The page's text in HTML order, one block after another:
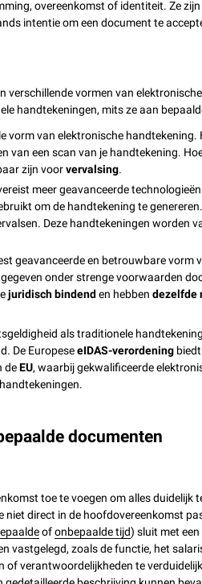
overeenkomst of identiteit. Ze
intentie om een document te
verschillende vormen van
handtekeningen, mits ze aan
vorm van elektronische handtekening.
van een scan van je handtekening.
zijn voorvervalsing.
meer geavanceerde
om de handtekening te
Deze handtekeningen worden
geavanceerde en betrouwbare vorm
onder strenge voorwaarden
juridisch bindend en hebbendezelfde
als traditionele
De EuropeseeIDAS-verordening
deEU, waarbij gekwalificeerde
documenten
toe te voegen om alles duidelijk
direct in de hoofdovereenkomst
ofonbepaalde tijd) sluit met
vastgelegd, zoals de functie, het
verantwoordelijkheden te